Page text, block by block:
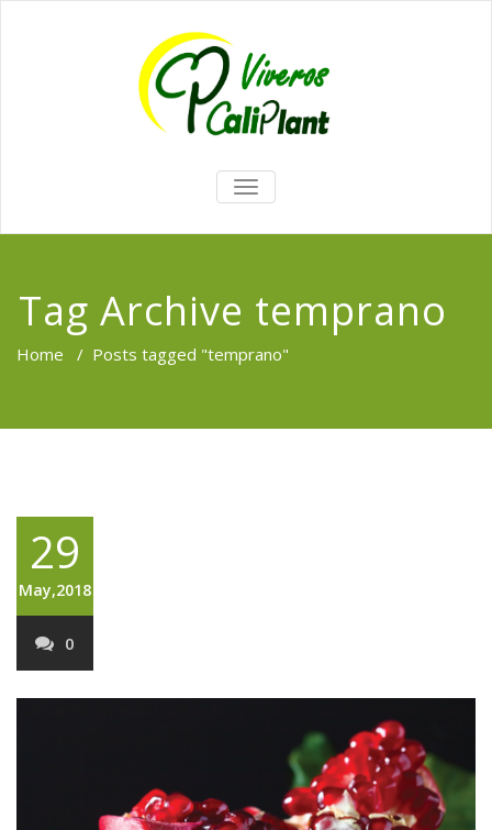
TOGGLE
NAVIGATION
Tag Archive temprano
Home / Posts tagged "temprano"
29
May,2018
0